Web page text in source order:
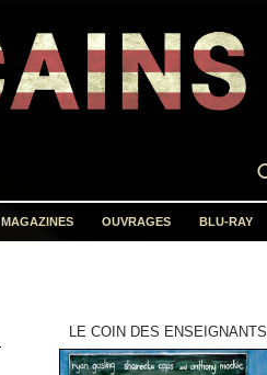
MAGAZINES OUVRAGES BLU-RAY
LE COIN DES ENSEIGNANTS